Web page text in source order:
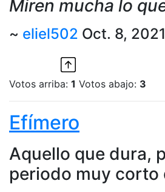
Miren mucha lo
~ eliel502 Oct. 8,
Votos arriba: 1 Votos abajo: 3
Efímero
Aquello que dura,
periodo muy corto